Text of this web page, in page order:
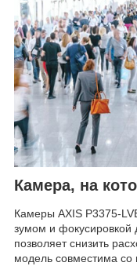
Камера, на
Камеры AXIS P3375-
зумом и фокусировкой
позволяет снизить
модель совместима